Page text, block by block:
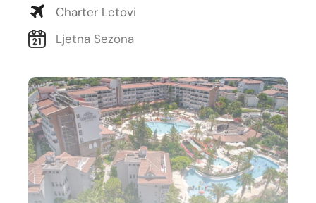
Charter Letovi
Ljetna Sezona